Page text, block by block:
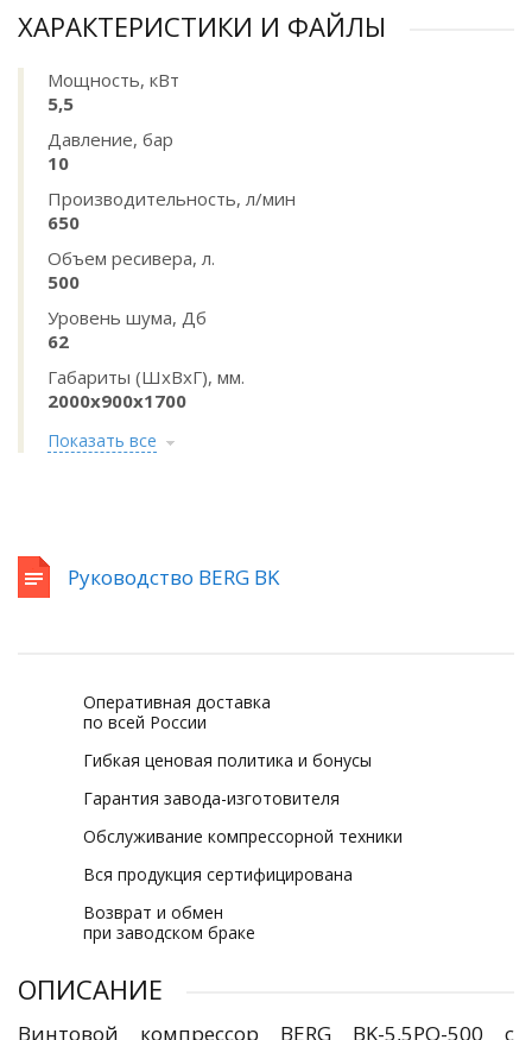
ХАРАКТЕРИСТИКИ И ФАЙЛЫ
Мощность, кВт
5,5
Давление, бар
10
Производительность, л/мин
650
Объем ресивера, л.
500
Уровень шума, Дб
62
Габариты (ШхВхГ), мм.
2000х900х1700
Показать все
Руководство BERG BK
Оперативная доставка
по всей России
Гибкая ценовая политика и бонусы
Гарантия завода-изготовителя
Обслуживание компрессорной техники
Вся продукция сертифицирована
Возврат и обмен
при заводском браке
ОПИСАНИЕ
Винтовой компрессор BERG BK-5,5PO-500 с